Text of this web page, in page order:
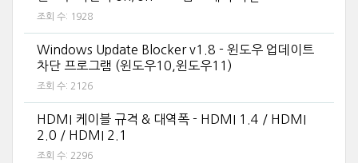
조회 수: 1928
Windows Update Blocker v1.8 - 윈도우 업데이트
차단 프로그램 (윈도우10,윈도우11)
조회 수: 2126
HDMI 케이블 규격 & 대역폭 - HDMI 1.4 / HDMI
2.0 / HDMI 2.1
조회 수: 2296